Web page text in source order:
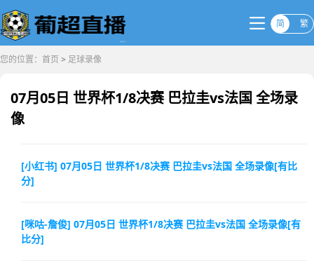
简 繁
您的位置： 首页 > 足球录像
07月05日 世界杯1/8决赛 巴拉圭vs法国 全场录
像
[小红书] 07月05日 世界杯1/8决赛 巴拉圭vs法国 全场录像[有比
分]
[咪咕-詹俊] 07月05日 世界杯1/8决赛 巴拉圭vs法国 全场录像[有
比分]